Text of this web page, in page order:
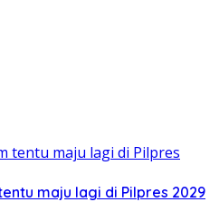
maju lagi di Pilpres 2029